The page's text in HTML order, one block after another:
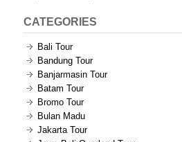
CATEGORIES
Bali Tour
Bandung Tour
Banjarmasin Tour
Batam Tour
Bromo Tour
Bulan Madu
Jakarta Tour